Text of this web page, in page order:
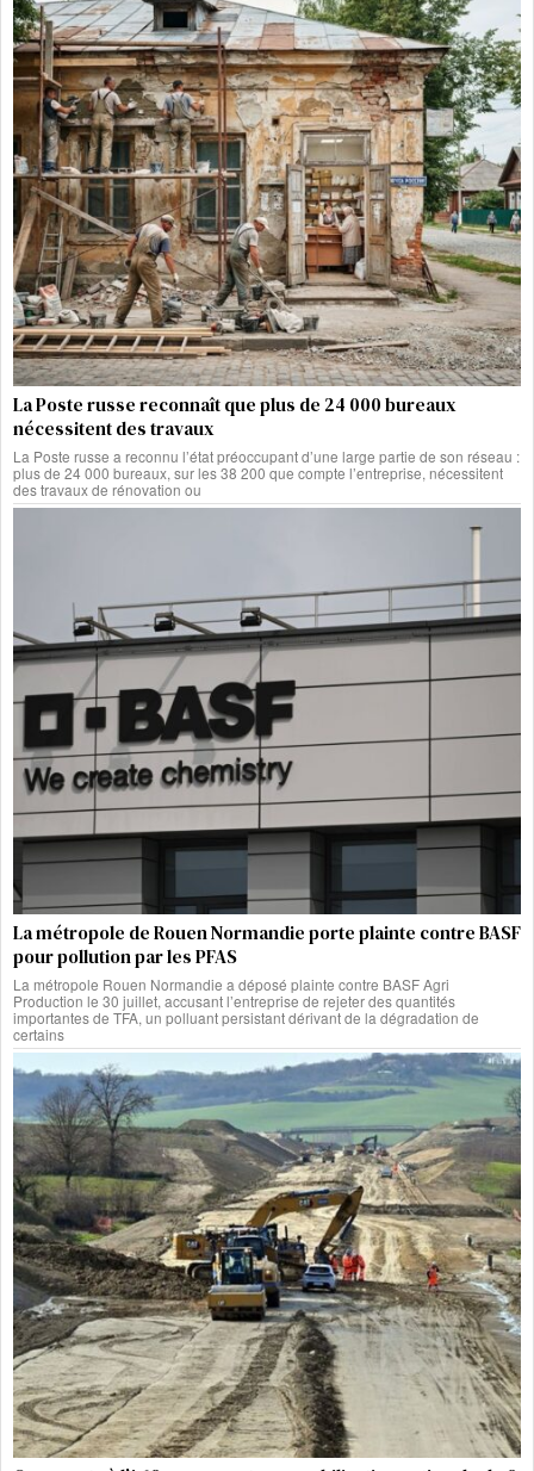
La Poste russe reconnaît que plus de 24 000 bureaux
nécessitent des travaux
La Poste russe a reconnu l’état préoccupant d’une large partie de son réseau :
plus de 24 000 bureaux, sur les 38 200 que compte l’entreprise, nécessitent
des travaux de rénovation ou
La métropole de Rouen Normandie porte plainte contre BASF
pour pollution par les PFAS
La métropole Rouen Normandie a déposé plainte contre BASF Agri
Production le 30 juillet, accusant l’entreprise de rejeter des quantités
importantes de TFA, un polluant persistant dérivant de la dégradation de
certains